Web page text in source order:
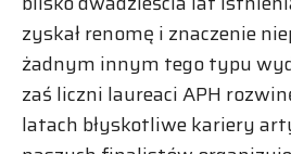
zyskał renomę i znaczenie
żadnym innym tego typu
zaś liczni laureaci APH
latach błyskotliwe kariery